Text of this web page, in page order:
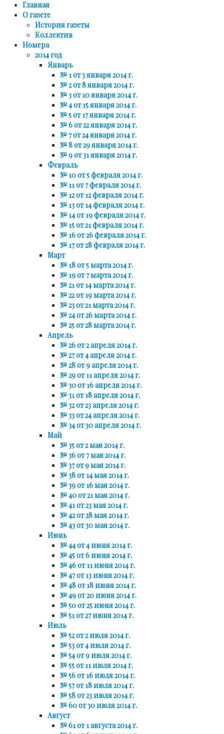
Главная
О газете
История газеты
Коллектив
Номера
2014 год
Январь
№ 1 от 3 января 2014 г.
№ 2 от 8 января 2014 г.
№ 3 от 10 января 2014 г.
№ 4 от 15 января 2014 г.
№ 5 от 17 января 2014 г.
№ 6 от 22 января 2014 г.
№ 7 от 24 января 2014 г.
№ 8 от 29 января 2014 г.
№ 9 от 31 января 2014 г.
Февраль
№ 10 от 5 февраля 2014 г.
№ 11 от 7 февраля 2014 г.
№ 12 от 12 февраля 2014 г.
№ 13 от 14 февраля 2014 г.
№ 14 от 19 февраля 2014 г.
№ 15 от 21 февраля 2014 г.
№ 16 от 26 февраля 2014 г.
№ 17 от 28 февраля 2014 г.
Март
№ 18 от 5 марта 2014 г.
№ 19 от 7 марта 2014 г.
№ 21 от 14 марта 2014 г.
№ 22 от 19 марта 2014 г.
№ 23 от 21 марта 2014 г.
№ 24 от 26 марта 2014 г.
№ 25 от 28 марта 2014 г.
Апрель
№ 26 от 2 апреля 2014 г.
№ 27 от 4 апреля 2014 г.
№ 28 от 9 апреля 2014 г.
№ 29 от 11 апреля 2014 г.
№ 30 от 16 апреля 2014 г.
№ 31 от 18 апреля 2014 г.
№ 32 от 23 апреля 2014 г.
№ 33 от 24 апреля 2014 г.
№ 34 от 30 апреля 2014 г.
Май
№ 35 от 2 мая 2014 г.
№ 36 от 7 мая 2014 г.
№ 37 от 9 мая 2014 г.
№ 38 от 14 мая 2014 г.
№ 39 от 16 мая 2014 г.
№ 40 от 21 мая 2014 г.
№ 41 от 23 мая 2014 г.
№ 42 от 28 мая 2014 г.
№ 43 от 30 мая 2014 г.
Июнь
№ 44 от 4 июня 2014 г.
№ 45 от 6 июня 2014 г.
№ 46 от 11 июня 2014 г.
№ 47 от 13 июня 2014 г.
№ 48 от 18 июня 2014 г.
№ 49 от 20 июня 2014 г.
№ 50 от 25 июня 2014 г.
№ 51 от 27 июня 2014 г.
Июль
№ 52 от 2 июля 2014 г.
№ 53 от 4 июля 2014 г.
№ 54 от 9 июля 2014 г.
№ 55 от 11 июля 2014 г.
№ 56 от 16 июля 2014 г.
№ 57 от 18 июля 2014 г.
№ 58 от 23 июля 2014 г.
№ 60 от 30 июля 2014 г.
Август
№ 61 от 1 августа 2014 г.